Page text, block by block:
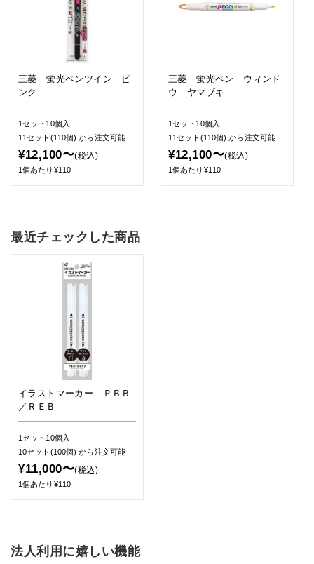
三菱 蛍光ペンツイン ピ
ンク
1セット10個入
11セット(110個)から注文可能
¥12,100〜(税込)
1個あたり¥110
三菱 蛍光ペン ウィンド
ウ ヤマブキ
1セット10個入
11セット(110個)から注文可能
¥12,100〜(税込)
1個あたり¥110
最近チェックした商品
イラストマーカー ＰＢＢ
／ＲＥＢ
1セット10個入
10セット(100個)から注文可能
¥11,000〜(税込)
1個あたり¥110
法人利用に嬉しい機能